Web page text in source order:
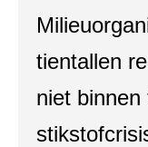
tientallen
niet binnen